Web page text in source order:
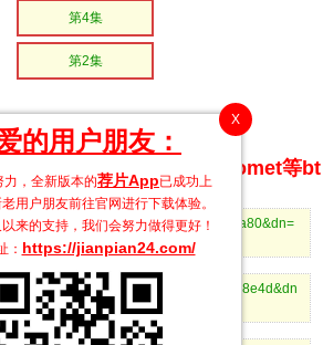
X
的用户朋友：
力，全新版本的荐片App已成功上
用户朋友前往官网进行下载体验。
来的支持，我们会努力做得更好！
： https://jianpian24.com/
第4集
第2集
推荐使用utorrent、BitComet等bt